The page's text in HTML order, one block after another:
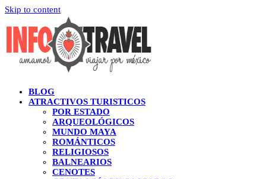
Skip to content
BLOG
ATRACTIVOS TURISTICOS
POR ESTADO
ARQUEOLÓGICOS
MUNDO MAYA
ROMÁNTICOS
RELIGIOSOS
BALNEARIOS
CENOTES